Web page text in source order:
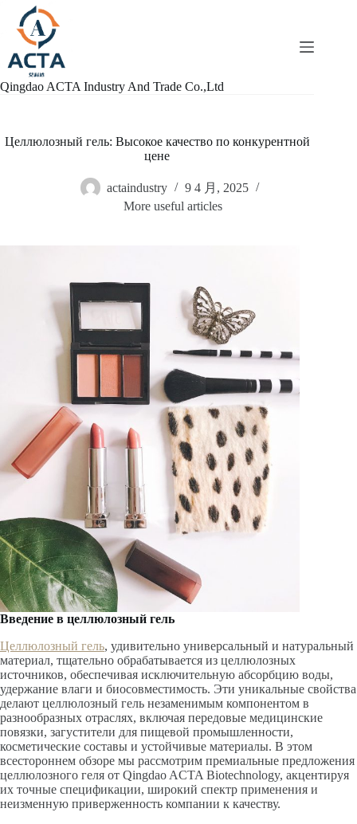
容
Qingdao ACTA Industry And Trade Co.,Ltd
Целлюлозный гель: Высокое качество по конкурентной
цене
actaindustry
9 4 月, 2025
More useful articles
Введение в целлюлозный гель
Целлюлозный гель, удивительно универсальный и натуральный
материал, тщательно обрабатывается из целлюлозных
источников, обеспечивая исключительную абсорбцию воды,
удержание влаги и биосовместимость. Эти уникальные свойства
делают целлюлозный гель незаменимым компонентом в
разнообразных отраслях, включая передовые медицинские
повязки, загустители для пищевой промышленности,
косметические составы и устойчивые материалы. В этом
всестороннем обзоре мы рассмотрим премиальные предложения
целлюлозного геля от Qingdao ACTA Biotechnology, акцентируя
их точные спецификации, широкий спектр применения и
неизменную приверженность компании к качеству.